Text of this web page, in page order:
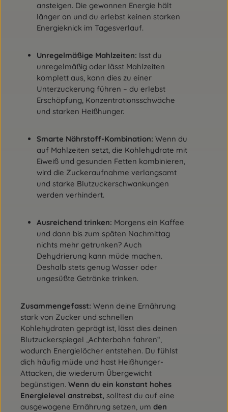
ansteigen. Die gewonnen Energie hält
länger an und du erlebst keinen starken
Energieknick im Tagesverlauf.
Unregelmäßige Mahlzeiten: Isst du
unregelmäßig oder lässt Mahlzeiten
komplett aus, kann dies zu einer
Unterzuckerung führen – du erlebst
Erschöpfung, Konzentrationsschwäche
und starken Heißhunger.
Smarte Nährstoff-Kombination: Wenn du
auf Mahlzeiten setzt, die Kohlehydrate mit
Eiweiß und gesunden Fetten kombinieren,
wird die Zuckeraufnahme verlangsamt
und starke Blutzuckerschwankungen
werden verhindert.
Ausreichend trinken: Morgens ein Kaffee
und dann bis zum späten Nachmittag
nichts mehr getrunken? Auch
Dehydrierung kann müde machen.
Deshalb stets genug Wasser oder
ungesüßte Getränke trinken.
Zusammengefasst: Wenn deine Ernährung
stark von Zucker und schnellen
Kohlehydraten geprägt ist, lässt dies deinen
Blutzuckerspiegel „Achterbahn fahren“,
wodurch Energielöcher entstehen. Du fühlst
dich häufig müde und hast Heißhunger-
Attacken, die wiederum Übergewicht
begünstigen. Wenn du ein konstant hohes
Energielevel anstrebst, solltest du auf eine
ausgewogene Ernährung setzen, um den